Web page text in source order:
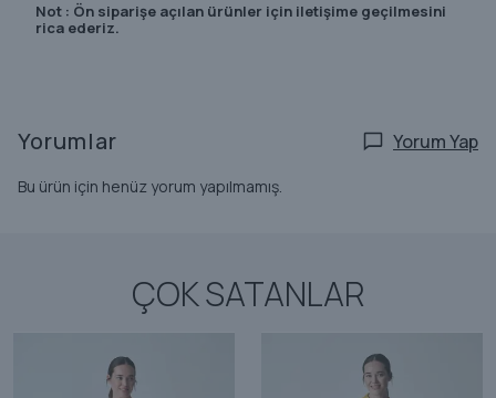
Not : Ön siparişe açılan ürünler için iletişime geçilmesini
rica ederiz.
Yorumlar Yorum Yap
Bu ürün için henüz yorum yapılmamış.
ÇOK SATANLAR